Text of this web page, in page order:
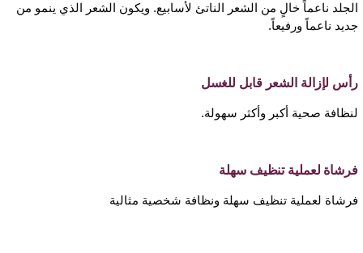
الجلد ناعماً خالٍ من الشعر الناتئ لأسابيع. ويكون الشعر الذي ينمو من
جديد ناعماً ورفيعاً.
رأس لإزالة الشعر قابل للغسل
لنظافة صحية أكبر وأكثر سهولة.
فرشاة لعملية تنظيف سهلة
فرشاة لعملية تنظيف سهلة ونظافة شخصية مثالية